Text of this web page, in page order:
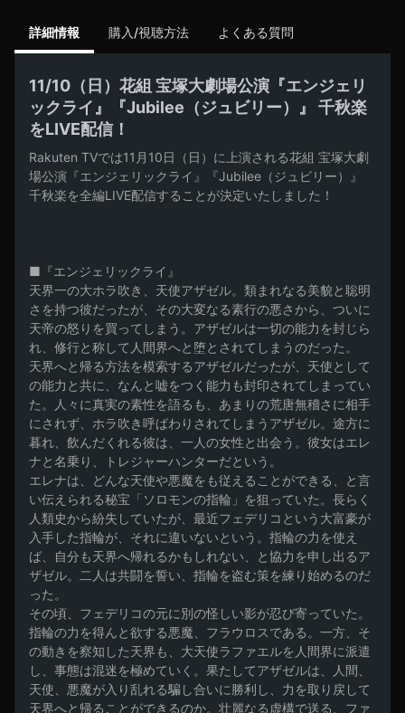
詳細情報 購入/視聴方法 よくある質問
11/10（日）花組 宝塚大劇場公演『エンジェリ
ックライ』『Jubilee（ジュビリー）』 千秋楽
をLIVE配信！
Rakuten TVでは11月10日（日）に上演される花組 宝塚大劇
場公演『エンジェリックライ』『Jubilee（ジュビリー）』
千秋楽を全編LIVE配信することが決定いたしました！
■『エンジェリックライ』
天界一の大ホラ吹き、天使アザゼル。類まれなる美貌と聡明
さを持つ彼だったが、その大変なる素行の悪さから、ついに
天帝の怒りを買ってしまう。アザゼルは一切の能力を封じら
れ、修行と称して人間界へと堕とされてしまうのだった。
天界へと帰る方法を模索するアザゼルだったが、天使として
の能力と共に、なんと嘘をつく能力も封印されてしまってい
た。人々に真実の素性を語るも、あまりの荒唐無稽さに相手
にされず、ホラ吹き呼ばわりされてしまうアザゼル。途方に
暮れ、飲んだくれる彼は、一人の女性と出会う。彼女はエレ
ナと名乗り、トレジャーハンターだという。
エレナは、どんな天使や悪魔をも従えることができる、と言
い伝えられる秘宝「ソロモンの指輪」を狙っていた。長らく
人類史から紛失していたが、最近フェデリコという大富豪が
入手した指輪が、それに違いないという。指輪の力を使え
ば、自分も天界へ帰れるかもしれない、と協力を申し出るア
ザゼル。二人は共闘を誓い、指輪を盗む策を練り始めるのだ
った。
その頃、フェデリコの元に別の怪しい影が忍び寄っていた。
指輪の力を得んと欲する悪魔、フラウロスである。一方、そ
の動きを察知した天界も、大天使ラファエルを人間界に派遣
し、事態は混迷を極めていく。果たしてアザゼルは、人間、
天使、悪魔が入り乱れる騙し合いに勝利し、力を取り戻して
天界へと帰ることができるのか。壮麗なる虚構で送る、ファ